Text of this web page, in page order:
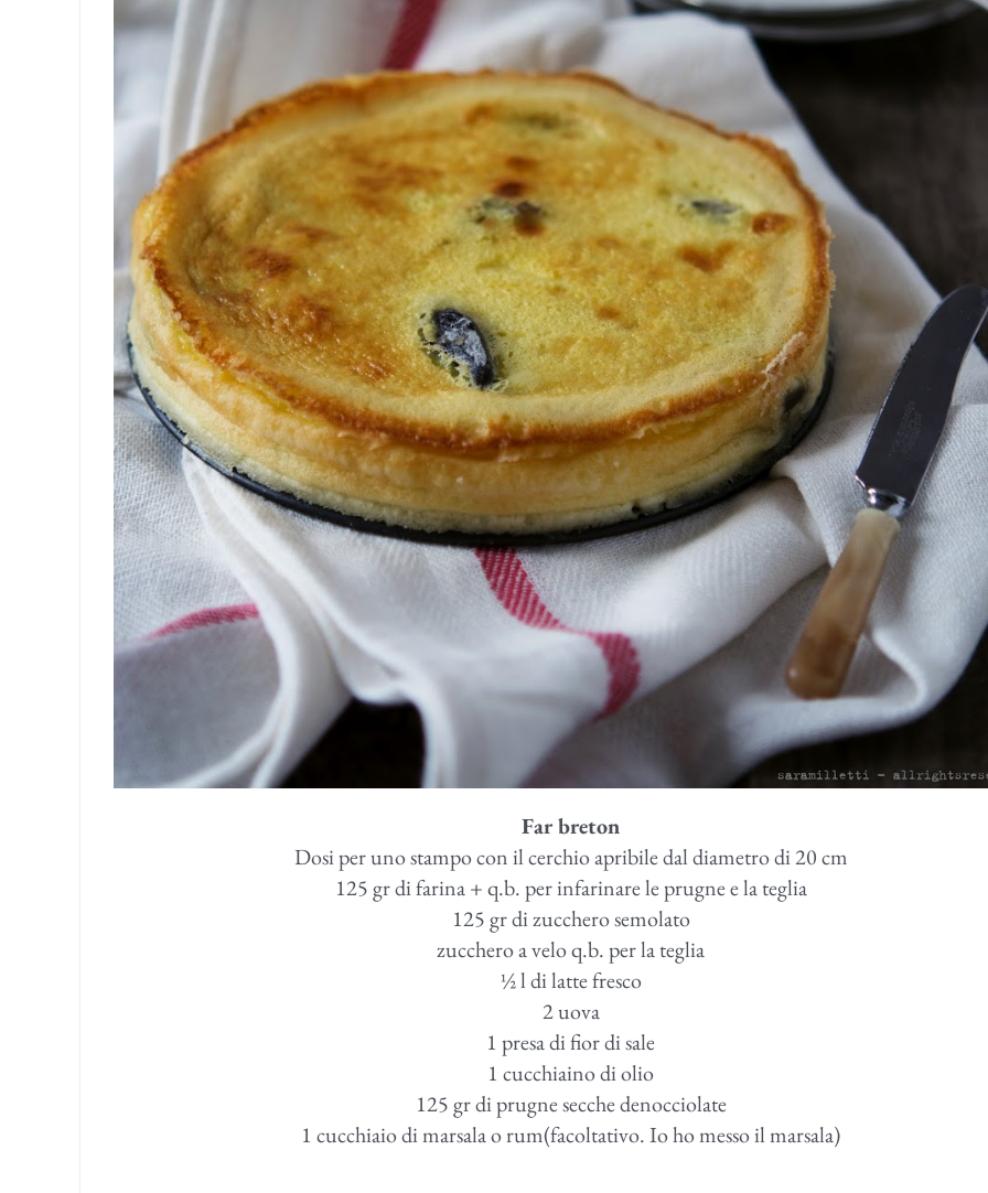
Far breton
Dosi per uno stampo con il cerchio apribile dal diametro di 20 cm
125 gr di farina + q.b. per infarinare le prugne e la teglia
125 gr di zucchero semolato
zucchero a velo q.b. per la teglia
½ l di latte fresco
2 uova
1 presa di fior di sale
1 cucchiaino di olio
125 gr di prugne secche denocciolate
1 cucchiaio di marsala o rum(facoltativo. Io ho messo il marsala)